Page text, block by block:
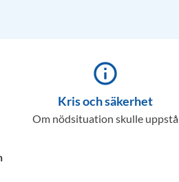
info_outline
Kris och säkerhet
Om nödsituation skulle uppstå